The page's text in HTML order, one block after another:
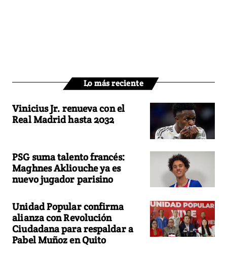
Lo más reciente
Vinicius Jr. renueva con el
Real Madrid hasta 2032
PSG suma talento francés:
Maghnes Akliouche ya es
nuevo jugador parisino
Unidad Popular confirma
alianza con Revolución
Ciudadana para respaldar a
Pabel Muñoz en Quito